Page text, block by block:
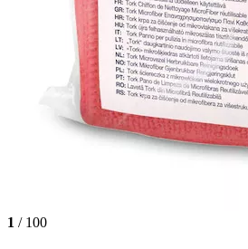
1 / 100